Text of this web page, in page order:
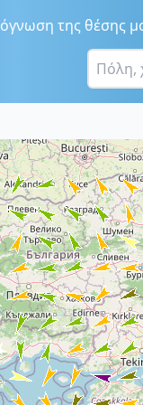
της θέσης